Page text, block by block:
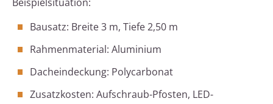
Bausatz: Breite 3 m, Tiefe 2,50 m
Rahmenmaterial: Aluminium
Dacheindeckung: Polycarbonat
Zusatzkosten: Aufschraub-Pfosten, LED-